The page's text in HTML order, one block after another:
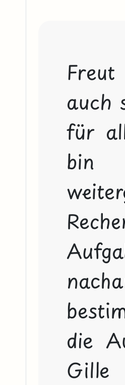
auch
für
bin
die
Gille